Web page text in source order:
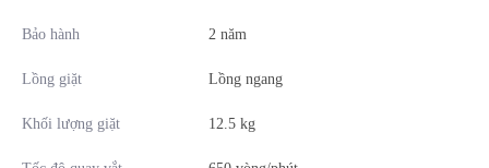
- Giặt nhẹ
- Giặt nhanh
Bảo hành 2 năm
Lồng giặt Lồng ngang
Khối lượng giặt 12.5 kg